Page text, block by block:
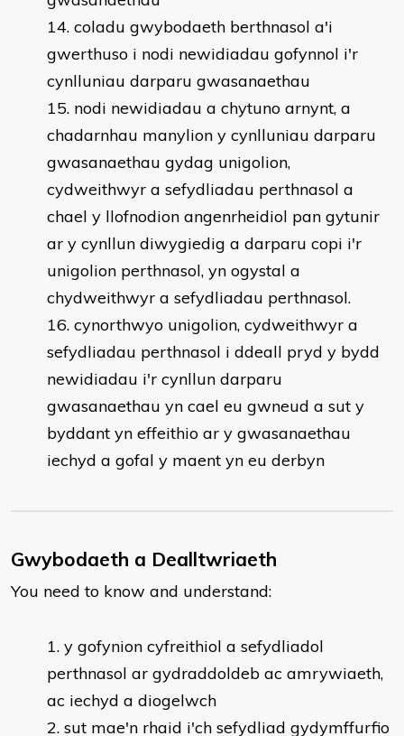
coladu gwybodaeth berthnasol a'i
gwerthuso i nodi newidiadau gofynnol i'r
cynlluniau darparu gwasanaethau
nodi newidiadau a chytuno arnynt, a
chadarnhau manylion y cynlluniau darparu
gwasanaethau gydag unigolion,
cydweithwyr a sefydliadau perthnasol a
chael y llofnodion angenrheidiol pan gytunir
ar y cynllun diwygiedig a darparu copi i'r
unigolion perthnasol, yn ogystal a
chydweithwyr a sefydliadau perthnasol.
cynorthwyo unigolion, cydweithwyr a
sefydliadau perthnasol i ddeall pryd y bydd
newidiadau i'r cynllun darparu
gwasanaethau yn cael eu gwneud a sut y
byddant yn effeithio ar y gwasanaethau
iechyd a gofal y maent yn eu derbyn
Gwybodaeth a Dealltwriaeth
You need to know and understand:
y gofynion cyfreithiol a sefydliadol
perthnasol ar gydraddoldeb ac amrywiaeth,
ac iechyd a diogelwch
sut mae'n rhaid i'ch sefydliad gydymffurfio